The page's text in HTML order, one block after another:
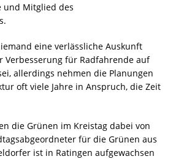
und Mitglied des
eine verlässliche Auskunft
Verbesserung für Radfahrende auf
allerdings nehmen die Planungen
oft viele Jahre in Anspruch, die Zeit
die Grünen im Kreistag dabei von
für die Grünen aus
ist in Ratingen aufgewachsen